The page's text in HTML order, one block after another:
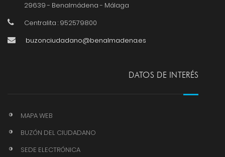
29639 - Benalmádena - Málaga
Centralita : 952579800
buzonciudadano@benalmadena.es
DATOS DE INTERÉS
MAPA WEB
BUZÓN DEL CIUDADANO
SEDE ELECTRÓNICA